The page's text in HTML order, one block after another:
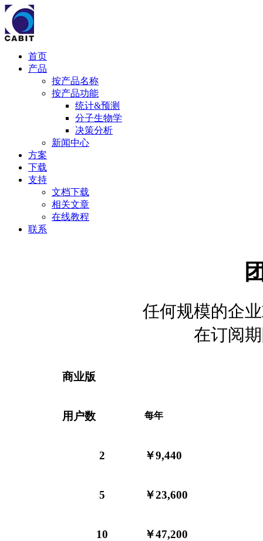
首页
产品
按产品名称
按产品功能
统计&预测
分子生物学
决策分析
新闻中心
方案
下载
支持
文档下载
相关文章
在线教程
联系
任何规模的企
在订阅
商业版
用户数 每年
2 ￥9,440
5 ￥23,600
10 ￥47,200